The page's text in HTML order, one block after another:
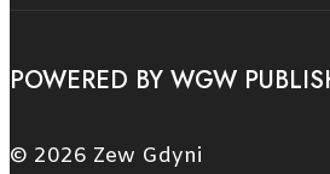
POWERED BY WGW
© 2026 Zew Gdyni